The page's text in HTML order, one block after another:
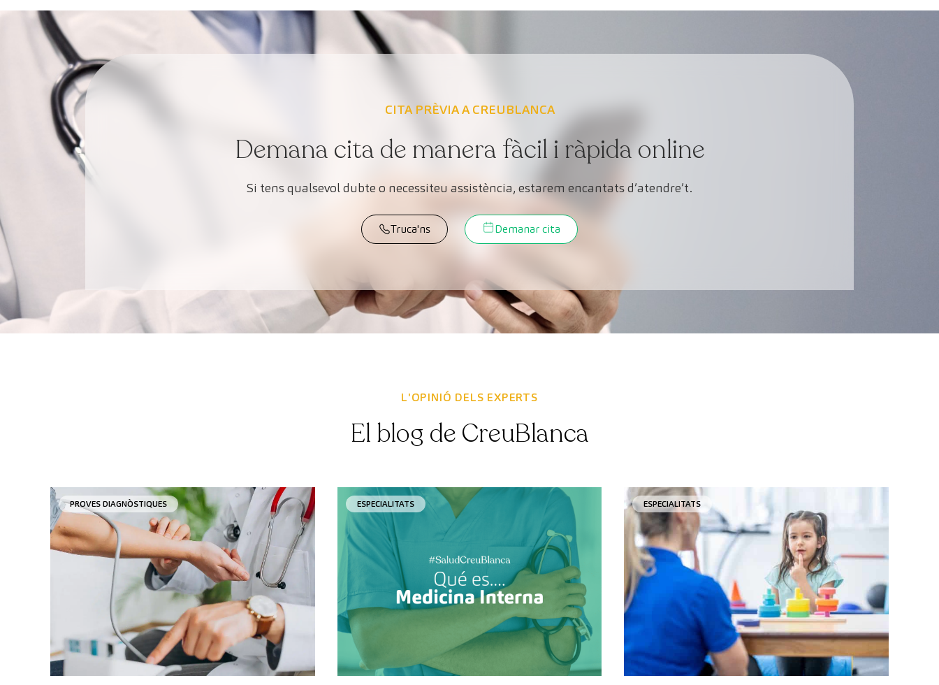
CITA PRÈVIA A CREUBLANCA
Demana cita de manera fàcil i ràpida online
Si tens qualsevol dubte o necessiteu assistència, estarem encantats d’atendre’t.
Truca'ns Demanar cita
L'OPINIÓ DELS EXPERTS
El blog de CreuBlanca
PROVES DIAGNÒSTIQUES ESPECIALITATS ESPECIALITATS